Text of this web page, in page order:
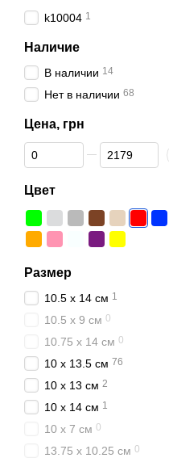
k10004 1
Наличие
В наличии 14
Нет в наличии 68
Цена, грн
От Цена, грн
До Цена, грн
Цвет
Размер
10.5 x 14 см 1
10.5 x 9 см 0
10.75 x 14 см 0
10 x 13.5 см 76
10 x 13 см 2
10 x 14 см 1
10 x 7 см 0
13.75 x 10.25 см 0